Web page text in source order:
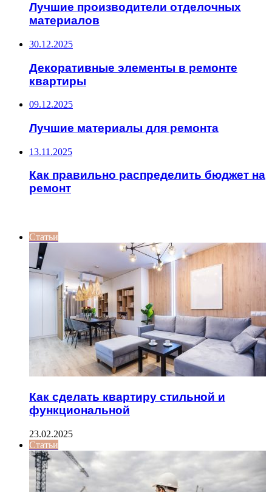
Лучшие производители отделочных
материалов
30.12.2025
Декоративные элементы в ремонте
квартиры
09.12.2025
Лучшие материалы для ремонта
13.11.2025
Как правильно распределить бюджет на
ремонт
Статьи
Как сделать квартиру стильной и
функциональной
23.02.2025
Статьи